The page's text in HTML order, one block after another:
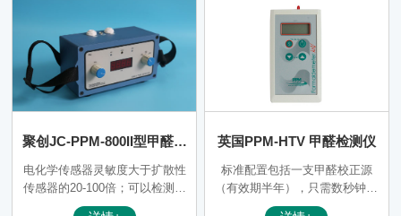
聚创JC-PPM-800II型甲醛分
析仪
电化学传感器灵敏度大于扩散性
传感器的20-100倍；可以检测出
更低浓度的甲醛分子
英国PPM-HTV 甲醛检测仪
标准配置包括一支甲醛校正源
（有效期半年），只需数秒钟就
能完成校准程序。随机配备10支